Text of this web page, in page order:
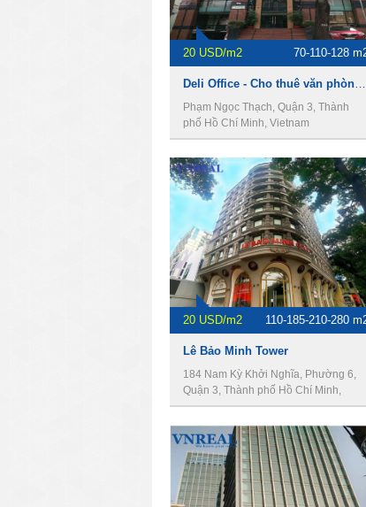
20 USD/m2 70-110-128
Phạm Ngọc Thạch, Quận 3, Thành
phố Hồ Chí Minh, Vietnam
20 USD/m2 110-185-210-280
Lê Bảo Minh Tower
184 Nam Kỳ Khởi Nghĩa, Phường 6,
Quận 3, Thành phố Hồ Chí Minh,
Vietnam